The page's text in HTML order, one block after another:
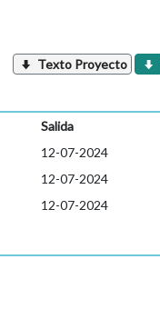
Texto Proyecto
Salida
12-07-2024
12-07-2024
12-07-2024